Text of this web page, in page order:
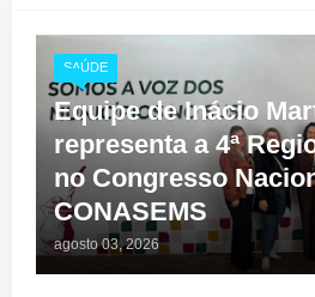
SAÚDE
Equipe de Inácio
representa a 4ª
no Congresso
CONASEMS
agosto 03, 2026